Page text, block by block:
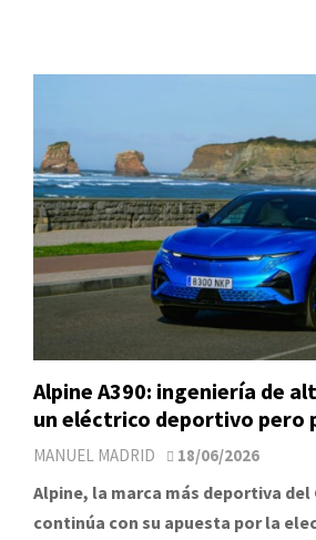
Alpine A390: ingeniería de
un eléctrico deportivo pero
MANUEL MADRID 18/06/2026
Alpine, la marca más deportiva del
continúa con su apuesta por la